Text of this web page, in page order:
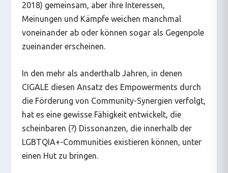
2018) gemeinsam, aber ihre Interessen,
Meinungen und Kämpfe weichen manchmal
voneinander ab oder können sogar als Gegenpole
zueinander erscheinen.
In den mehr als anderthalb Jahren, in denen
CIGALE diesen Ansatz des Empowerments durch
die Förderung von Community-Synergien verfolgt,
hat es eine gewisse Fähigkeit entwickelt, die
scheinbaren (?) Dissonanzen, die innerhalb der
LGBTQIA+-Communities existieren können, unter
einen Hut zu bringen.